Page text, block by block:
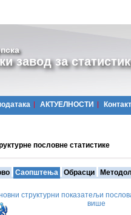
завод за
АКТУЕЛНОСТИ Контакт
пословне статистике
Саопштења Обрасци
структурни показатељи
више